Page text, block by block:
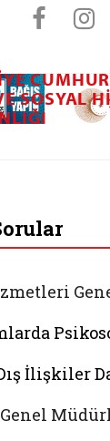
sekmede açılır)
On Yılı (yeniDarülaceze
SOSYAL
İlişkiler